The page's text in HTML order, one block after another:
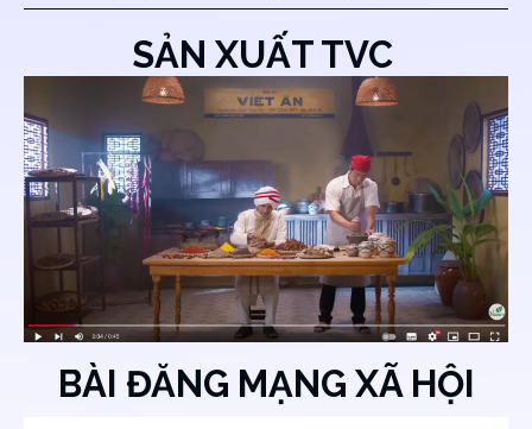
SẢN XUẤT TVC
BÀI ĐĂNG MẠNG XÃ HỘI